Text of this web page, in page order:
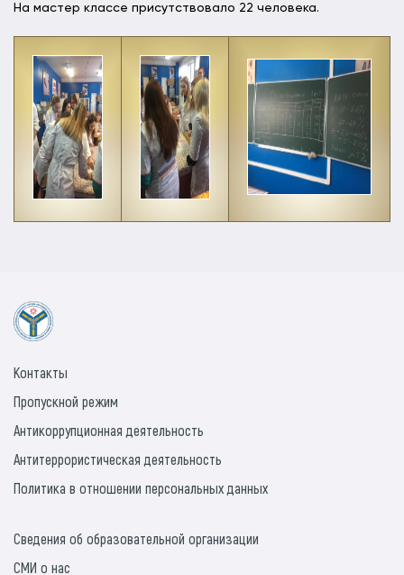
На мастер классе присутствовало 22 человека.
Контакты
Пропускной режим
Антикоррупционная деятельность
Антитеррористическая деятельность
Политика в отношении персональных данных
Сведения об образовательной организации
СМИ о нас